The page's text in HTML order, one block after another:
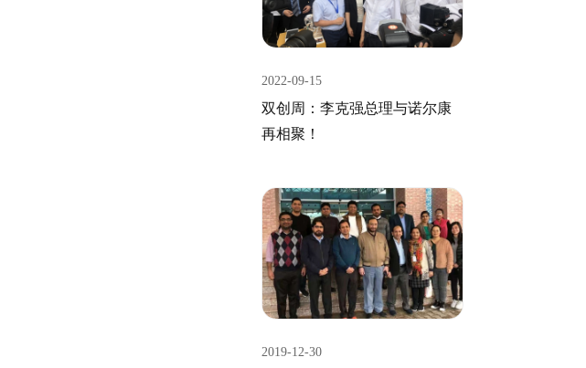
2022-09-15
双创周：李克强总理与诺尔康
再相聚！
2019-12-30